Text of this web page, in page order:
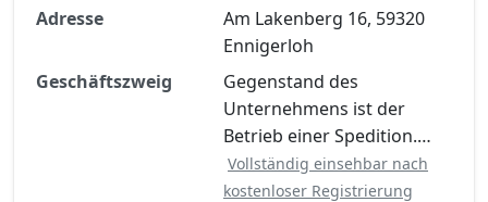
Jetzt kostenlos registrieren
Adresse
Am Lakenberg 16, 59320
Ennigerloh
Geschäftszweig
Gegenstand des
Unternehmens ist der
Betrieb einer Spedition.…
Vollständig einsehbar nach
kostenloser Registrierung